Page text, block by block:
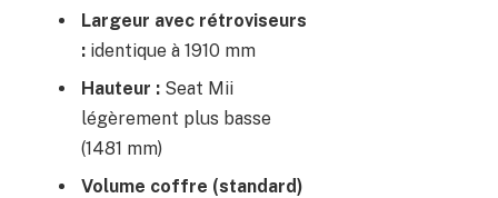
Largeur avec rétroviseurs
: identique à 1910 mm
Hauteur : Seat Mii
légèrement plus basse
(1481 mm)
Volume coffre (standard)